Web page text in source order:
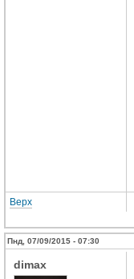
Верх
Пнд, 07/09/2015 - 07:30
dimax